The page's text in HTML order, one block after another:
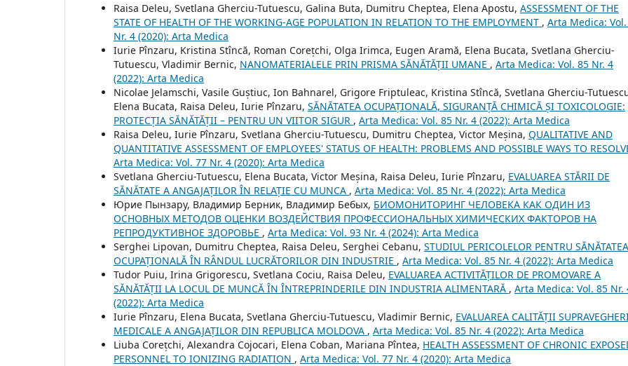
Raisa Deleu, Svetlana Gherciu-Tutuescu, Galina Buta, Dumitru Cheptea, Elena Apostu, ASSESSMENT OF THE
STATE OF HEALTH OF THE WORKING-AGE POPULATION IN RELATION TO THE EMPLOYMENT , Arta Medica:
Nr. 4 (2020): Arta Medica
Iurie Pînzaru, Kristina Stîncă, Roman Corețchi, Olga Irimca, Eugen Aramă, Elena Bucata, Svetlana Gherciu-
Tutuescu, Vladimir Bernic, NANOMATERIALELE PRIN PRISMA SĂNĂTĂȚII UMANE , Arta Medica: Vol. 85 Nr. 4
(2022): Arta Medica
Nicolae Jelamschi, Vasile Guștiuc, Ion Bahnarel, Grigore Friptuleac, Kristina Stîncă, Svetlana Gherciu-
Elena Bucata, Raisa Deleu, Iurie Pînzaru, SĂNĂTATEA OCUPAȚIONALĂ, SIGURANȚĂ CHIMICĂ ȘI TOXICOLOGIE:
PROTECȚIA SĂNĂTĂȚII – PENTRU UN VIITOR SIGUR , Arta Medica: Vol. 85 Nr. 4 (2022): Arta Medica
Raisa Deleu, Iurie Pînzaru, Svetlana Gherciu-Tutuescu, Dumitru Cheptea, Victor Meșina, QUALITATIVE AND
QUANTITATIVE ASSESSMENT OF EMPLOYEES' STATUS OF HEALTH: PROBLEMS AND POSSIBLE WAYS TO
Arta Medica: Vol. 77 Nr. 4 (2020): Arta Medica
Svetlana Gherciu-Tutuescu, Elena Bucata, Victor Meșina, Raisa Deleu, Iurie Pînzaru, EVALUAREA STĂRII DE
SĂNĂTATE A ANGAJAȚILOR ÎN RELAȚIE CU MUNCA , Arta Medica: Vol. 85 Nr. 4 (2022): Arta Medica
Юрие Пынзару, Владимир Берник, Владимир Бебых, БИОМОНИТОРИНГ ЧЕЛОВЕКА КАК ОДИН ИЗ
ОСНОВНЫХ МЕТОДОВ ОЦЕНКИ ВОЗДЕЙСТВИЯ ПРОФЕССИОНАЛЬНЫХ ХИМИЧЕСКИХ ФАКТОРОВ НА
РЕПРОДУКТИВНОЕ ЗДОРОВЬЕ , Arta Medica: Vol. 93 Nr. 4 (2024): Arta Medica
Serghei Lipovan, Dumitru Cheptea, Raisa Deleu, Serghei Cebanu, STUDIUL PERICOLELOR PENTRU SĂNĂTATEA
OCUPAȚIONALĂ ÎN RÂNDUL LUCRĂTORILOR DIN INDUSTRIE , Arta Medica: Vol. 85 Nr. 4 (2022): Arta Medica
Tudor Puiu, Irina Grigorescu, Svetlana Cociu, Raisa Deleu, EVALUAREA ACTIVITĂȚILOR DE PROMOVARE A
SĂNĂTĂȚII LA LOCUL DE MUNCĂ ÎN ÎNTREPRINDERILE DIN INDUSTRIA ALIMENTARĂ , Arta Medica: Vol. 85 Nr.
(2022): Arta Medica
Iurie Pînzaru, Elena Bucata, Svetlana Gherciu-Tutuescu, Vladimir Bernic, EVALUAREA CALITĂȚII
MEDICALE A ANGAJAȚILOR DIN REPUBLICA MOLDOVA , Arta Medica: Vol. 85 Nr. 4 (2022): Arta Medica
Liuba Corețchi, Alexandra Cojocari, Elena Coban, Mariana Pîntea, HEALTH ASSESSMENT OF CHRONIC
PERSONNEL TO IONIZING RADIATION , Arta Medica: Vol. 77 Nr. 4 (2020): Arta Medica